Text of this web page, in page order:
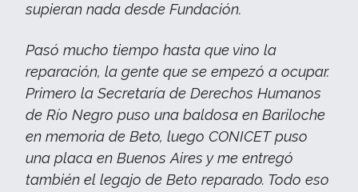
supieran nada desde Fundación.
Pasó mucho tiempo hasta que vino la
reparación, la gente que se empezó a ocupar.
Primero la Secretaría de Derechos Humanos
de Río Negro puso una baldosa en Bariloche
en memoria de Beto, luego CONICET puso
una placa en Buenos Aires y me entregó
también el legajo de Beto reparado. Todo eso